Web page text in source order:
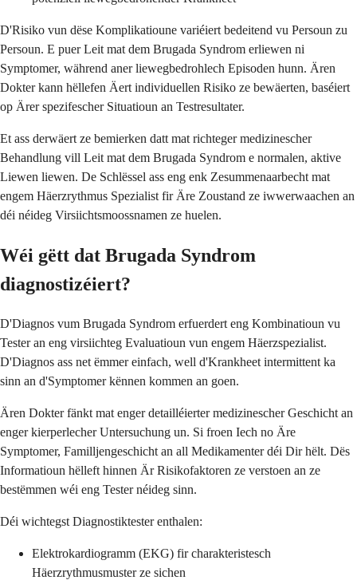
D'Risiko vun dëse Komplikatioune variéiert bedeitend vu Persoun zu
Persoun. E puer Leit mat dem Brugada Syndrom erliewen ni
Symptomer, während aner liewegbedrohlech Episoden hunn. Ären
Dokter kann hëllefen Äert individuellen Risiko ze bewäerten, baséiert
op Ärer spezifescher Situatioun an Testresultater.
Et ass derwäert ze bemierken datt mat richteger medizinescher
Behandlung vill Leit mat dem Brugada Syndrom e normalen, aktive
Liewen liewen. De Schlëssel ass eng enk Zesummenaarbecht mat
engem Häerzrythmus Spezialist fir Äre Zoustand ze iwwerwaachen an
déi néideg Virsiichtsmoossnamen ze huelen.
Wéi gëtt dat Brugada Syndrom
diagnostizéiert?
D'Diagnos vum Brugada Syndrom erfuerdert eng Kombinatioun vu
Tester an eng virsiichteg Evaluatioun vun engem Häerzspezialist.
D'Diagnos ass net ëmmer einfach, well d'Krankheet intermittent ka
sinn an d'Symptomer kënnen kommen an goen.
Ären Dokter fänkt mat enger detailléierter medizinescher Geschicht an
enger kierperlecher Untersuchung un. Si froen Iech no Äre
Symptomer, Familljengeschicht an all Medikamenter déi Dir hëlt. Dës
Informatioun hëlleft hinnen Är Risikofaktoren ze verstoen an ze
bestëmmen wéi eng Tester néideg sinn.
Déi wichtegst Diagnostiktester enthalen:
Elektrokardiogramm (EKG) fir charakteristesch
Häerzrythmusmuster ze sichen